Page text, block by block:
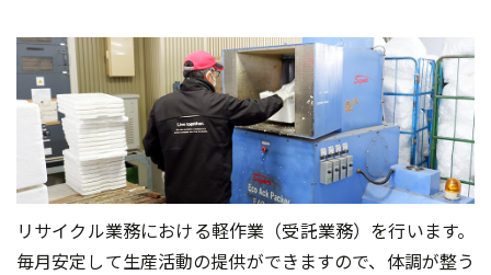
リサイクル業務における軽作業（受託業務）を行います。
毎月安定して生産活動の提供ができますので、体調が整う